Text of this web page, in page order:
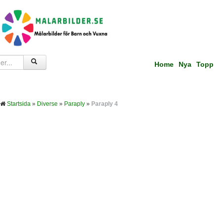
Home Nya Topp
Startsida » Diverse » Paraply » Paraply 4